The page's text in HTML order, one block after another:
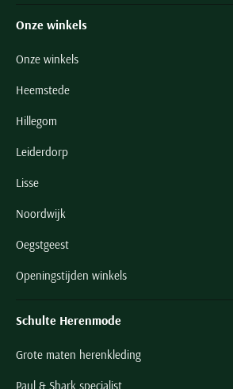
Onze winkels
Onze winkels
Heemstede
Hillegom
Leiderdorp
Lisse
Noordwijk
Oegstgeest
Openingstijden winkels
Schulte Herenmode
Grote maten herenkleding
Paul & Shark specialist